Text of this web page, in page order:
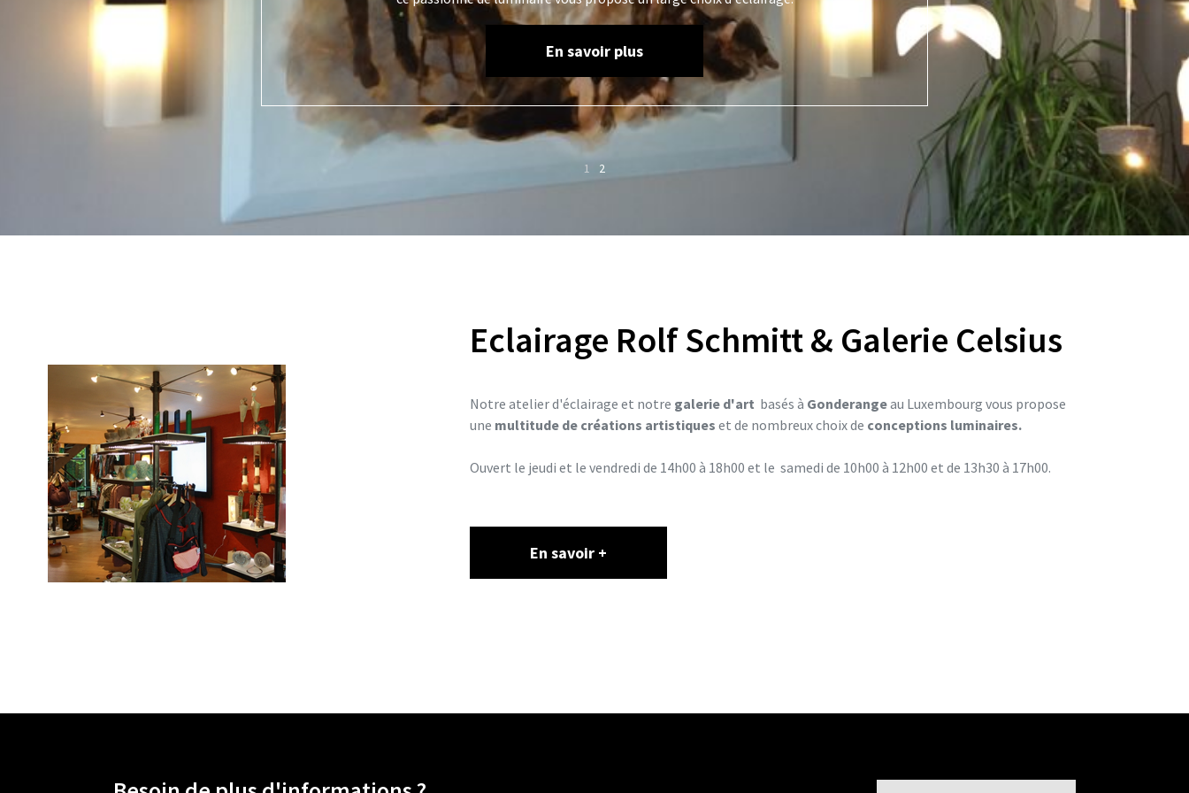
1 2
En savoir plus
Eclairage Rolf Schmitt & Galerie Celsius
Notre atelier d'éclairage et notre galerie d'art basés à Gonderangeau Luxembourg vous propose
une multitude de créations artistiques et de nombreux choix de conceptions luminaires.
Ouvert le jeudi et le vendredi de 14h00 à 18h00 et le samedi de 10h00 à 12h00 et de 13h30 à 17h00.
En savoir +